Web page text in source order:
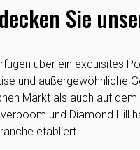
Sie
über ein exquisites
und außergewöhnliche
Markt als auch auf
und Diamond Hill
etabliert.